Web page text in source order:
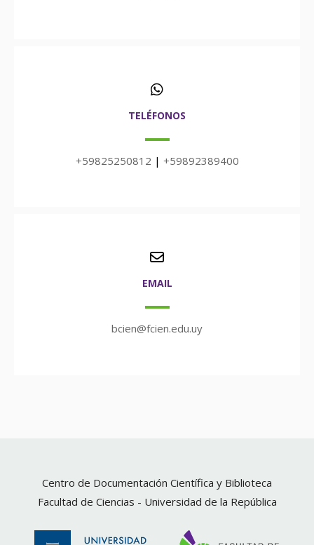
TELÉFONOS
+59825250812 | +59892389400
EMAIL
bcien@fcien.edu.uy
Centro de Documentación Científica y Biblioteca
Facultad de Ciencias - Universidad de la República